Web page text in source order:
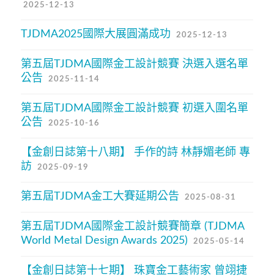
2025-12-13
TJDMA2025國際大展圓滿成功 2025-12-13
第五屆TJDMA國際金工設計競賽 決選入選名單
公告
2025-11-14
第五屆TJDMA國際金工設計競賽 初選入圍名單
公告
2025-10-16
【金創日誌第十八期】 手作的詩 林靜媚老師 專
訪
2025-09-19
第五屆TJDMA金工大賽延期公告 2025-08-31
第五屆TJDMA國際金工設計競賽簡章 (TJDMA
World Metal Design Awards 2025)
2025-05-14
【金創日誌第十七期】 珠寶金工藝術家 曾翊捷